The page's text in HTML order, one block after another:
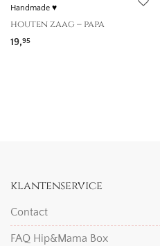
Handmade ♥
houten zaag – papa
19,95
klantenservice
Contact
FAQ Hip&Mama Box